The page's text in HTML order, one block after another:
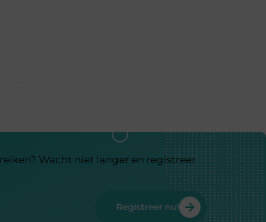
Wacht niet langer en registreer
Registreer nu!